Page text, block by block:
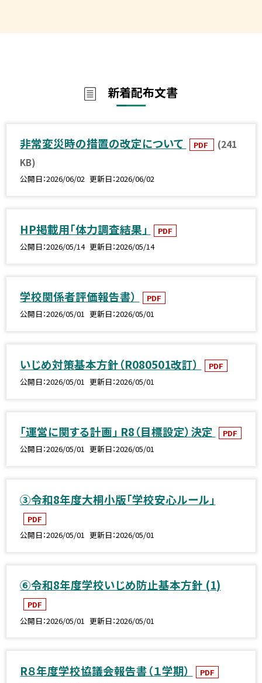
新着配布文書
非常変災時の措置の改定について PDF
(241
KB)
公開日 2026/06/02 更新日 2026/06/02
HP掲載用「体力調査結果」
PDF
公開日 2026/05/14 更新日 2026/05/14
学校関係者評価報告書）
PDF
公開日 2026/05/01 更新日 2026/05/01
いじめ対策基本方針（R080501改訂）
PDF
公開日 2026/05/01 更新日 2026/05/01
「運営に関する計画」 R8（目標設定）決定
PDF
公開日 2026/05/01 更新日 2026/05/01
③令和8年度大桐小版「学校安心ルール」
PDF
公開日 2026/05/01 更新日 2026/05/01
⑥令和8年度学校いじめ防止基本方針 (1)
PDF
公開日 2026/05/01 更新日 2026/05/01
R８年度学校協議会報告書（１学期）
PDF